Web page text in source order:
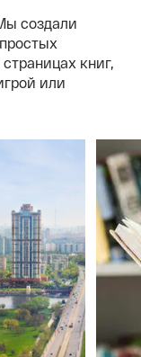
создали
книг,
или